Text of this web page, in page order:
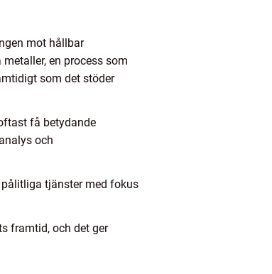
mot hållbar
en process som
som det stöder
få betydande
och
pålitliga tjänster med fokus
framtid, och det ger